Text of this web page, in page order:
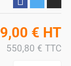
€ HT
550,80 € TTC